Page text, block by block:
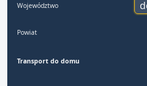
Województwo
Powiat
Transport do domu